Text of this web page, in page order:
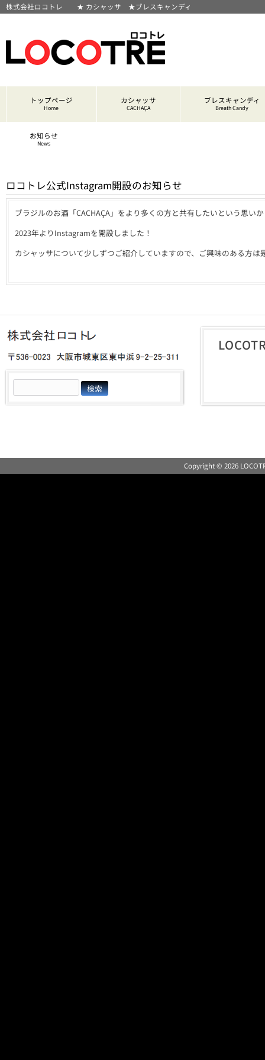
株式会社ロコトレ ★ カシャッサ ★ブレスキャンディ
トップページ
Home
カシャッサ
CACHAÇA
ブレスキャンディ
Breath Candy
お知らせ
News
ロコトレ公式Instagram開設のお知らせ
ブラジルのお酒「CACHAÇA」をより多くの方と共有したいという思い
2023年よりInstagramを開設しました！
カシャッサについて少しずつご紹介していますので、ご興味のある方
索:
Copyright © 2026